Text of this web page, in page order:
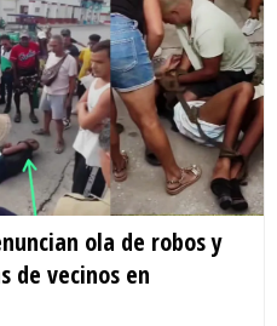
ola de robos y
de vecinos en